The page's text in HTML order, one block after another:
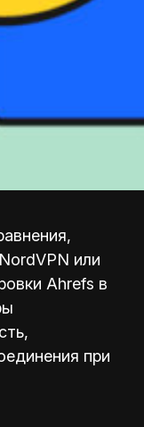
или
Ahrefs в
при